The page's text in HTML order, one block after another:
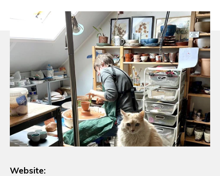
Website: